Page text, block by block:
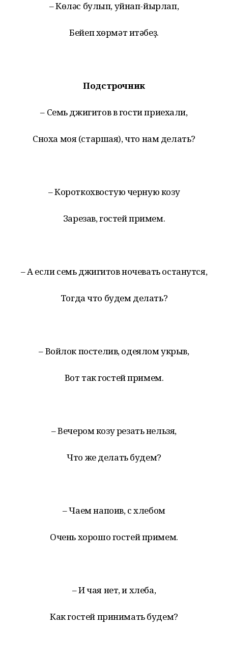
– Көләс булып, уйнап-йырлап,
Бейеп хөрмәт итәбеҙ.
Подстрочник
– Семь джигитов в гости приехали,
Сноха моя (старшая), что нам делать?
– Короткохвостую черную козу
Зарезав, гостей примем.
– А если семь джигитов ночевать останутся,
Тогда что будем делать?
– Войлок постелив, одеялом укрыв,
Вот так гостей примем.
– Вечером козу резать нельзя,
Что же делать будем?
– Чаем напоив, с хлебом
Очень хорошо гостей примем.
– И чая нет, и хлеба,
Как гостей принимать будем?